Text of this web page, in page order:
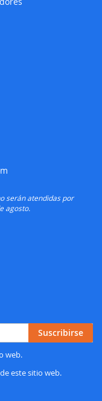
serán atendidas por
agosto.
Suscribirse
web.
de este sitio web.